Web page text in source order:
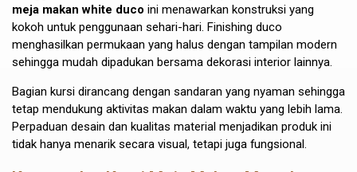
meja makan white duco ini menawarkan konstruksi yang
kokoh untuk penggunaan sehari-hari. Finishing duco
menghasilkan permukaan yang halus dengan tampilan modern
sehingga mudah dipadukan bersama dekorasi interior lainnya.
Bagian kursi dirancang dengan sandaran yang nyaman sehingga
tetap mendukung aktivitas makan dalam waktu yang lebih lama.
Perpaduan desain dan kualitas material menjadikan produk ini
tidak hanya menarik secara visual, tetapi juga fungsional.